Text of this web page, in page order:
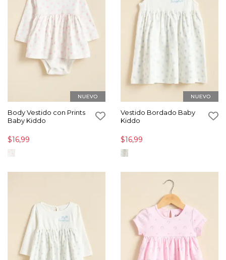
Body Vestido con Prints
Baby Kiddo
$16,99
Vestido Bordado Baby
Kiddo
$16,99